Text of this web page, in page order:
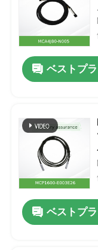
ベストプ
ベストプ